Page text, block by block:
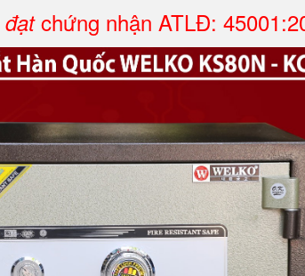
đạtchứng nhận ATLĐ: